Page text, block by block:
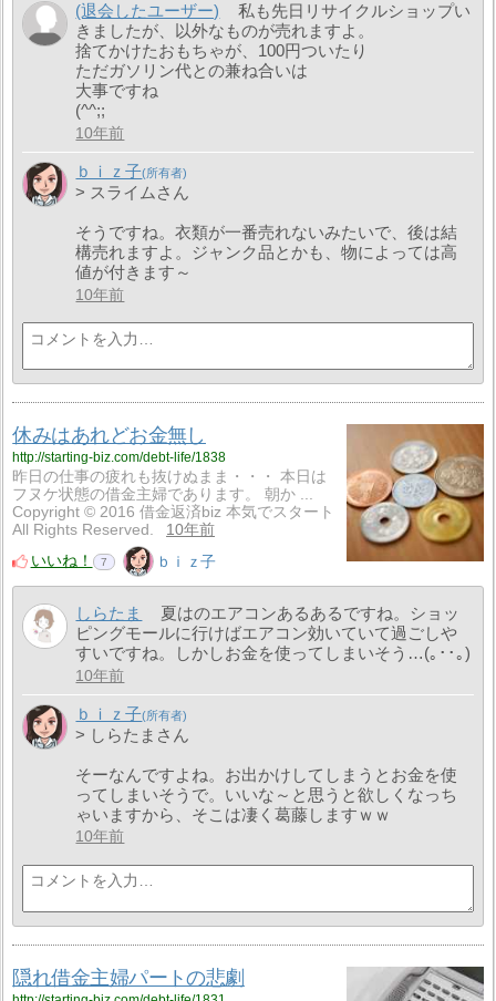
(退会したユーザー)
私も先日リサイクルショップい
きましたが、以外なものが売れますよ。
捨てかけたおもちゃが、100円ついたり
ただガソリン代との兼ね合いは
大事ですね
(^^;;
10年前
ｂｉｚ子
> スライムさん
そうですね。衣類が一番売れないみたいで、後は結
構売れますよ。ジャンク品とかも、物によっては高
値が付きます～
10年前
休みはあれどお金無し
http://starting-biz.com/debt-life/1838
昨日の仕事の疲れも抜けぬまま・・・ 本日は
フヌケ状態の借金主婦であります。 朝か ...
Copyright © 2016 借金返済biz 本気でスタート
All Rights Reserved.
10年前
いいね！
7 ｂｉｚ子
しらたま
夏はのエアコンあるあるですね。ショッ
ピングモールに行けばエアコン効いていて過ごしや
すいですね。しかしお金を使ってしまいそう…(｡･･｡)
10年前
ｂｉｚ子
> しらたまさん
そーなんですよね。お出かけしてしまうとお金を使
ってしまいそうで。いいな～と思うと欲しくなっち
ゃいますから、そこは凄く葛藤しますｗｗ
10年前
隠れ借金主婦パートの悲劇